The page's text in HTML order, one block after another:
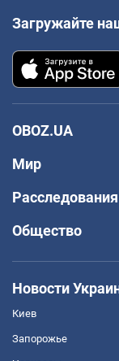
Загружайте
OBOZ.UA
Мир
Расследования
Общество
Новости
Киев
Запорожье